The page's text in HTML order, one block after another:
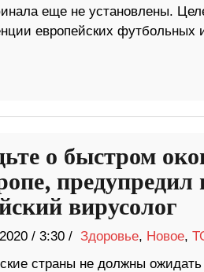
еще не установлены.
европейских футбольных
о быстром
предупредил
вирусолог
/ 3:30 / Здоровье, Новое,
страны не должны